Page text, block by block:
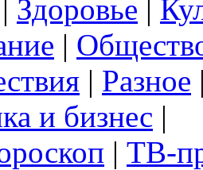
| Здоровье |
|
| Разное
и бизнес |
| ТВ-